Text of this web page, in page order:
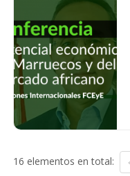
16 elementos en total: